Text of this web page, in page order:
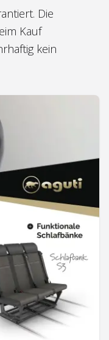
Die
Kauf
kein